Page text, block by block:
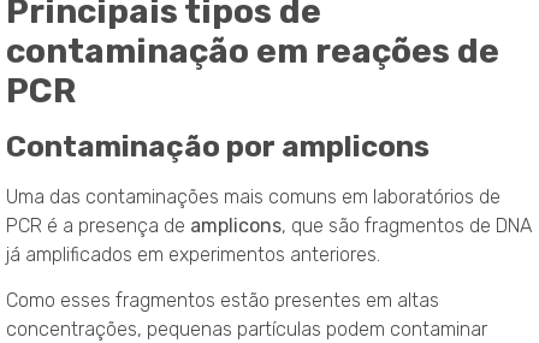
Principais tipos de
contaminação em reações de
PCR
Contaminação por amplicons
Uma das contaminações mais comuns em laboratórios de
PCR é a presença de amplicons, que são fragmentos de DNA
já amplificados em experimentos anteriores.
Como esses fragmentos estão presentes em altas
concentrações, pequenas partículas podem contaminar